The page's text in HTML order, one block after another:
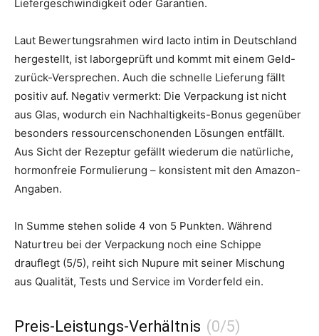
Liefergeschwindigkeit oder Garantien.
Laut Bewertungsrahmen wird lacto intim in Deutschland
hergestellt, ist laborgeprüft und kommt mit einem Geld-
zurück-Versprechen. Auch die schnelle Lieferung fällt
positiv auf. Negativ vermerkt: Die Verpackung ist nicht
aus Glas, wodurch ein Nachhaltigkeits-Bonus gegenüber
besonders ressourcenschonenden Lösungen entfällt.
Aus Sicht der Rezeptur gefällt wiederum die natürliche,
hormonfreie Formulierung – konsistent mit den Amazon-
Angaben.
In Summe stehen solide 4 von 5 Punkten. Während
Naturtreu bei der Verpackung noch eine Schippe
drauflegt (5/5), reiht sich Nupure mit seiner Mischung
aus Qualität, Tests und Service im Vorderfeld ein.
Preis-Leistungs-Verhältnis